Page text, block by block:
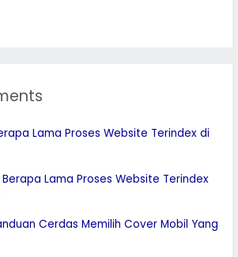
Lama Proses Website Terindex di
Berapa Lama Proses Website Terindex
Cerdas Memilih Cover Mobil Yang